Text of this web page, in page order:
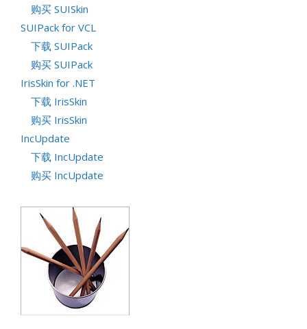
购买 SUISkin
SUIPack for VCL
下载 SUIPack
购买 SUIPack
IrisSkin for .NET
下载 IrisSkin
购买 IrisSkin
IncUpdate
下载 IncUpdate
购买 IncUpdate